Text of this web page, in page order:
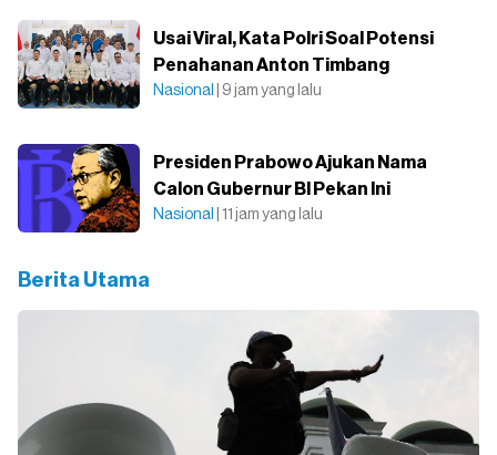
Usai Viral, Kata Polri Soal Potensi
Penahanan Anton Timbang
Nasional | 9 jam yang lalu
Presiden Prabowo Ajukan Nama
Calon Gubernur BI Pekan Ini
Nasional | 11 jam yang lalu
Berita Utama